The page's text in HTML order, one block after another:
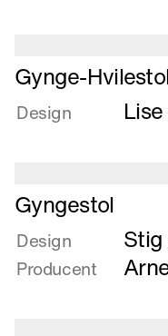
Læs
mere
om
Gynge-
Design
Læs
mere
om
Gyngestol
Gyngestol
Design Stig
Producent